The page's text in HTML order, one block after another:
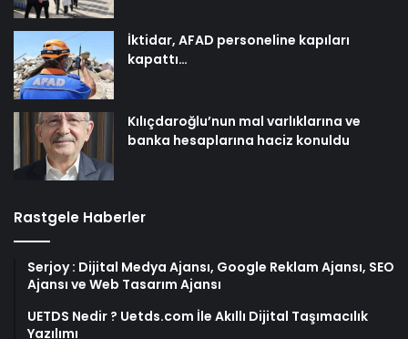
İktidar, AFAD personeline kapıları
kapattı…
Kılıçdaroğlu’nun mal varlıklarına ve
banka hesaplarına haciz konuldu
Rastgele Haberler
Serjoy : Dijital Medya Ajansı, Google Reklam Ajansı, SEO
Ajansı ve Web Tasarım Ajansı
UETDS Nedir ? Uetds.com İle Akıllı Dijital Taşımacılık
Yazılımı